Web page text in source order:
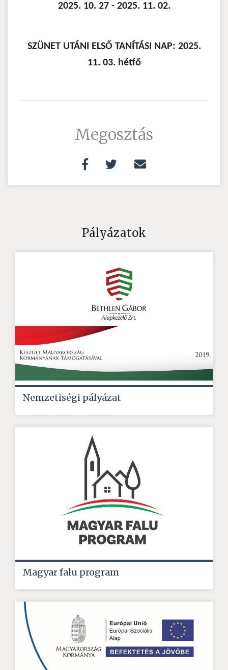
2025. 10. 27 - 2025. 11. 02.
SZÜNET UTÁNI ELSŐ TANÍTÁSI NAP: 2025.
11. 03. hétfő
Megosztás
Pályázatok
Nemzetiségi pályázat
Magyar falu program